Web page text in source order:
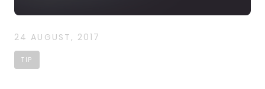
24 AUGUST, 2017
TIP